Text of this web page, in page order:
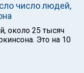
число людей,
около 25 тысяч
Это на 10